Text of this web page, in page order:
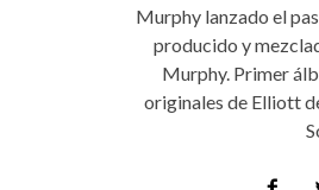
Murphy lanzado el
producido y
Murphy. Primer
originales de Elliott